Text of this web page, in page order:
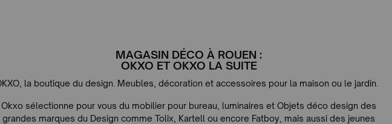
MAGASIN DÉCO À ROUEN :
OKXO ET OKXO LA SUITE
la boutique du design. Meubles, décoration et accessoires pour la maison ou le jardin.
Okxo sélectionne pour vous du mobilier pour bureau, luminaires et Objets déco design des
grandes marques du Design comme Tolix, Kartell ou encore Fatboy, mais aussi des jeunes